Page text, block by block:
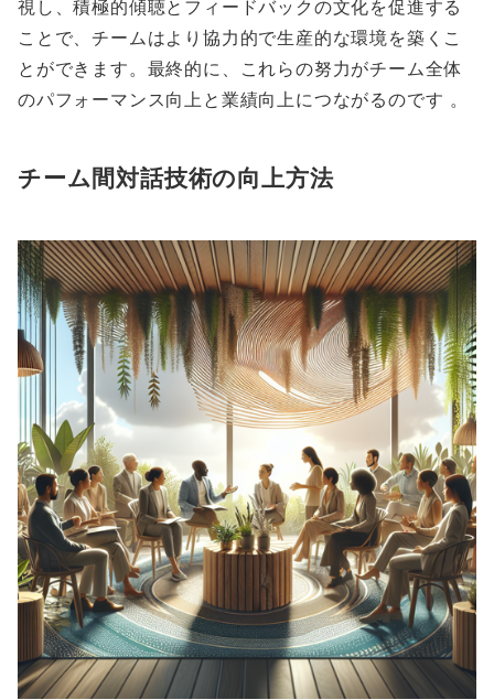
視し、積極的傾聴とフィードバックの文化を促進する
ことで、チームはより協力的で生産的な環境を築くこ
とができます。最終的に、これらの努力がチーム全体
のパフォーマンス向上と業績向上につながるのです 。
チーム間対話技術の向上方法